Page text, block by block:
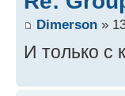
Dimerson »
И только с